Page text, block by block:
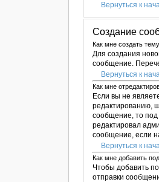
Вернуться к
Создание
Как мне создать
Для создания
сообщение.
Вернуться к
Как мне
Если вы не
редактированию,
сообщение, то под
редактировал
сообщение, если
Вернуться к
Как мне добавить
Чтобы добавить
отправки